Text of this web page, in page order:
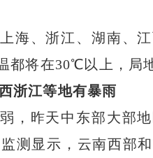
海、浙江、湖南、
都将在30℃以上，局
浙江等地有暴雨
，昨天中东部大部
测显示，云南西部